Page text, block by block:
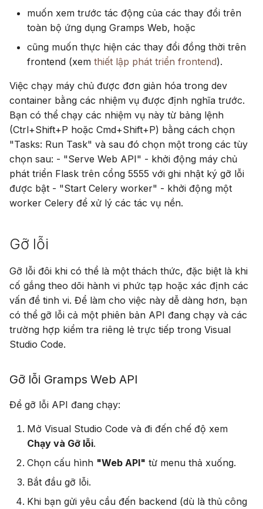
muốn xem trước tác động của các thay đổi trên
toàn bộ ứng dụng Gramps Web, hoặc
cũng muốn thực hiện các thay đổi đồng thời trên
frontend (xem thiết lập phát triển frontend).
Việc chạy máy chủ được đơn giản hóa trong dev
container bằng các nhiệm vụ được định nghĩa trước.
Bạn có thể chạy các nhiệm vụ này từ bảng lệnh
(Ctrl+Shift+P hoặc Cmd+Shift+P) bằng cách chọn
"Tasks: Run Task" và sau đó chọn một trong các tùy
chọn sau: - "Serve Web API" - khởi động máy chủ
phát triển Flask trên cổng 5555 với ghi nhật ký gỡ lỗi
được bật - "Start Celery worker" - khởi động một
worker Celery để xử lý các tác vụ nền.
Gỡ lỗi
Gỡ lỗi đôi khi có thể là một thách thức, đặc biệt là khi
cố gắng theo dõi hành vi phức tạp hoặc xác định các
vấn đề tinh vi. Để làm cho việc này dễ dàng hơn, bạn
có thể gỡ lỗi cả một phiên bản API đang chạy và các
trường hợp kiểm tra riêng lẻ trực tiếp trong Visual
Studio Code.
Gỡ lỗi Gramps Web API
Để gỡ lỗi API đang chạy:
Mở Visual Studio Code và đi đến chế độ xem
Chạy và Gỡ lỗi.
Chọn cấu hình "Web API" từ menu thả xuống.
Bắt đầu gỡ lỗi.
Khi bạn gửi yêu cầu đến backend (dù là thủ công